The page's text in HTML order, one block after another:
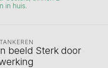
in huis.
beeld Sterk door